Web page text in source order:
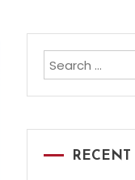
RECENT